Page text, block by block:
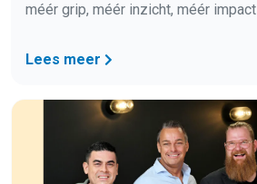
méér grip, méér inzicht, méér impact
Lees meer